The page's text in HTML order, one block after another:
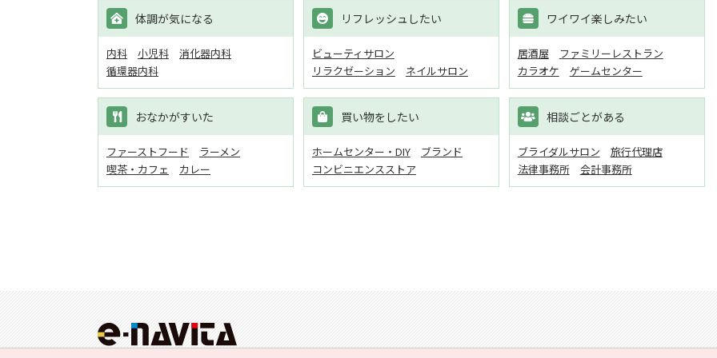
体調が気になる
内科 小児科
消化器内科
循環器内科
リフレッシュしたい
ビューティサロン
リラクゼーション
ネイルサロン
ワイワイ楽しみたい
居酒屋
ファミリーレストラン
カラオケ
ゲームセンター
おなかがすいた
ファーストフード
ラーメン
喫茶・カフェ
カレー
買い物をしたい
ホームセンター・DIY
ブランド
コンビニエンスストア
相談ごとがある
ブライダルサロン
旅行代理店
法律事務所
会計事務所